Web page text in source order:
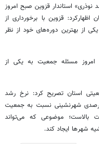
نوذری» استاندار قزوین صبح امروز
قزوین با برخورداری از
در یکی از بهترین دوره‌های خود از نظر
مسئله جمعیت به یکی از
استان تصریح کرد: نرخ رشد
در حال کاهش است و افزایش ۸۰درصدی شهرنشینی نسبت به جمعیت
بالاست؛ موضوعی که می‌تواند
شهرها ایجاد کند.